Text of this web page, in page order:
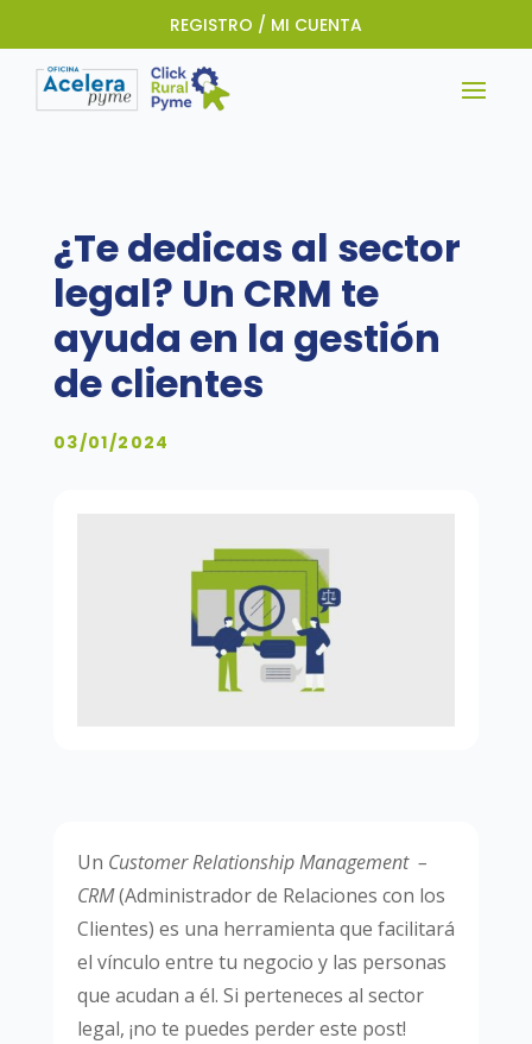
REGISTRO / MI CUENTA
¿Te dedicas al sector
legal? Un CRM te
ayuda en la gestión
de clientes
03/01/2024
Un Customer Relationship Management –
CRM(Administrador de Relaciones con los
Clientes) es una herramienta que facilitará
el vínculo entre tu negocio y las personas
que acudan a él. Si perteneces al sector
legal, ¡no te puedes perder este post!